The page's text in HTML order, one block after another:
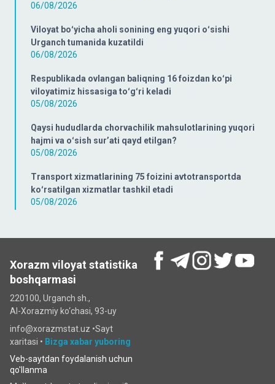
06/08/2026
Viloyat boʻyicha aholi sonining eng yuqori oʻsishi
Urganch tumanida kuzatildi
06/08/2026
Respublikada ovlangan baliqning 16 foizdan koʻpi
viloyatimiz hissasiga toʻgʻri keladi
05/08/2026
Qaysi hududlarda chorvachilik mahsulotlarining yuqori
hajmi va oʻsish surʼati qayd etilgan?
05/08/2026
Transport xizmatlarining 75 foizini avtotransportda
koʻrsatilgan xizmatlar tashkil etadi
05/08/2026
Xorazm viloyat statistika
boshqarmasi
220100, Urganch sh.,
Al-Xorazmiy ko‘chаsi, 93-uy
info@xorazmstat.uz •Sayt
xaritasi • Bizga xabar yuboring
Veb-saytdan foydalanish uchun
qo'llanma